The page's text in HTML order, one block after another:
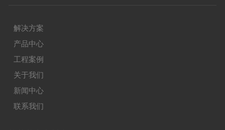
解决方案
产品中心
工程案例
关于我们
新闻中心
联系我们